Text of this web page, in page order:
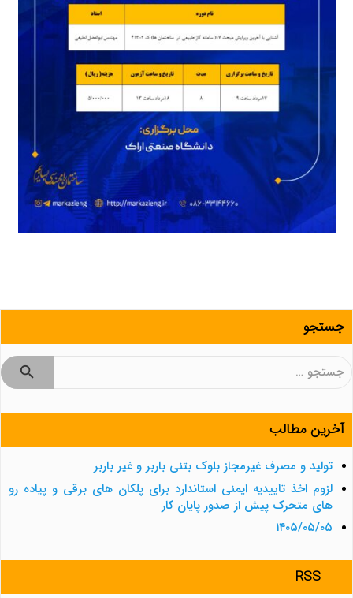
جستجو
جستجو
آخرین مطالب
تولید و مصرف غیرمجاز بلوک بتنی باربر و غیر باربر
لزوم اخذ تاییدیه ایمنی استاندارد برای پلکان های برقی و پیاده رو
های متحرک پیش از صدور پایان کار
۱۴۰۵/۰۵/۰۵
RSS